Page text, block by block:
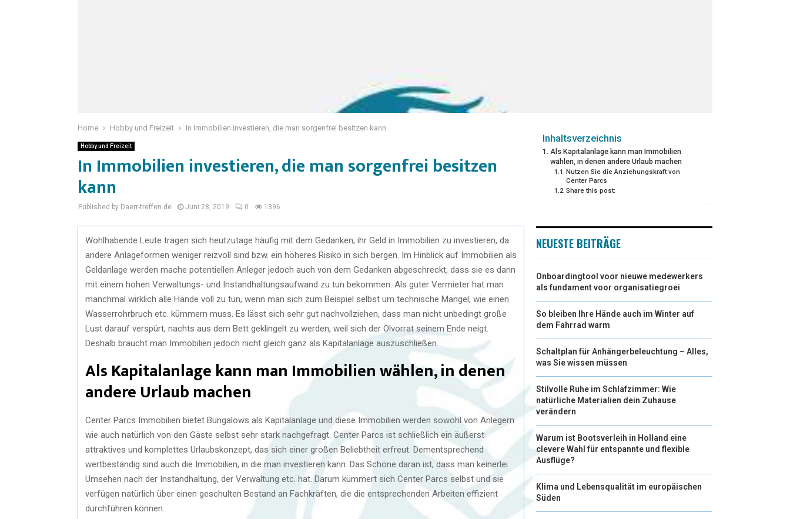
Home Hobby und Freizeit In Immobilien investieren, die man sorgenfrei besitzen kann
Hobby und Freizeit
In Immobilien investieren, die man sorgenfrei besitzen
kann
Published by Daerr-treffen.de Juni 28, 2019 0 1396
Wohlhabende Leute tragen sich heutzutage häufig mit dem Gedanken, ihr Geld in Immobilien zu investieren, da
andere Anlageformen weniger reizvoll sind bzw. ein höheres Risiko in sich bergen. Im Hinblick auf Immobilien als
Geldanlage werden mache potentiellen Anleger jedoch auch von dem Gedanken abgeschreckt, dass sie es dann
mit einem hohen Verwaltungs- und Instandhaltungsaufwand zu tun bekommen. Als guter Vermieter hat man
manchmal wirklich alle Hände voll zu tun, wenn man sich zum Beispiel selbst um technische Mängel, wie einen
Wasserrohrbruch etc. kümmern muss. Es lässt sich sehr gut nachvollziehen, dass man nicht unbedingt große
Lust darauf verspürt, nachts aus dem Bett geklingelt zu werden, weil sich der Ölvorrat seinem Ende neigt.
Deshalb braucht man Immobilien jedoch nicht gleich ganz als Kapitalanlage auszuschließen.
Als Kapitalanlage kann man Immobilien wählen, in denen
andere Urlaub machen
Center Parcs Immobilien bietet Bungalows als Kapitalanlage und diese Immobilien werden sowohl von Anlegern
wie auch natürlich von den Gäste selbst sehr stark nachgefragt. Center Parcs ist schließlich ein äußerst
attraktives und komplettes Urlaubskonzept, das sich einer großen Beliebtheit erfreut. Dementsprechend
wertbeständig sind auch die Immobilien, in die man investieren kann. Das Schöne daran ist, dass man keinerlei
Umsehen nach der Instandhaltung, der Verwaltung etc. hat. Darum kümmert sich Center Parcs selbst und sie
verfügen natürlich über einen geschulten Bestand an Fachkräften, die die entsprechenden Arbeiten effizient
durchführen können.
Inhaltsverzeichnis
Als Kapitalanlage kann man Immobilien
wählen, in denen andere Urlaub machen
Nutzen Sie die Anziehungskraft von
Center Parcs
Share this post:
NEUESTE BEITRÄGE
Onboardingtool voor nieuwe medewerkers
als fundament voor organisatiegroei
So bleiben Ihre Hände auch im Winter auf
dem Fahrrad warm
Schaltplan für Anhängerbeleuchtung – Alles,
was Sie wissen müssen
Stilvolle Ruhe im Schlafzimmer: Wie
natürliche Materialien dein Zuhause
verändern
Warum ist Bootsverleih in Holland eine
clevere Wahl für entspannte und flexible
Ausflüge?
Klima und Lebensqualität im europäischen
Süden